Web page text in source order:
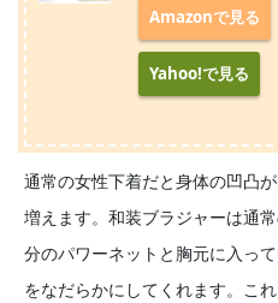
Amazonで見る
Yahoo!で見る
通常の女性下着だと身体の凹凸
増えます。和装ブラジャーは通
分のパワーネットと胸元に入っ
をなだらかにしてくれます。こ